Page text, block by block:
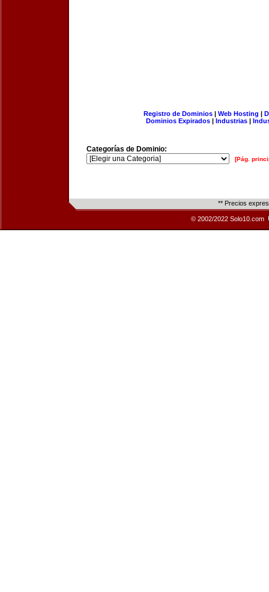
Registro de Dominios| Web Hosting |
Dominios Expirados | Industrias |
Categorías de Dominio:
[Pág.
** Precios
© 2002/2022 Solo10.com